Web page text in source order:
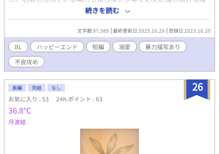
も、そこでは誰も兄と比較せず、一人の人間として接してくれ
た。 初めて見つけた、自分だけの居場所。 文化祭、仲間との
日々、そして少しずつ募っていく恋心。 やがて、風紀委員長へ
の想いを自覚した冬夜は、自分を偽らずに誰かを好きになること
の喜びと切なさを知っていく。 さらに、風紀委員長の昔馴染み
である転校生・桐生悠斗の登場によって、初めて嫉妬という感情
を経験することに。 色々な過去を乗り越えながら、冬夜は少しず
つ、自分自身を受け入れていく。 初めて自分の居場所と隣にいた
い人を見つけることに。
河だったが、何の手掛かりも得られない状況にイライラしてい
た。そんなある日、面倒臭さを抱きながら行った学校で転校生を
見掛ける。目が合い、微笑む青年には少年の面影があり──。 美
形不良攻め×美人受け。 攻め視点と受け視点が交互に進みます。
「」付きの性的描写ありには、軽いものでも※をつけています。
暴力表現ありには＊をつけています。
続きを読む
文字数 97,589 最終更新日 2025.10.29 登録日 2023.10.20
BL ハッピーエンド 短編 溺愛
暴力描写あり
不良攻め
26
長編 完結 なし
お気に入り : 53 24h.ポイント : 63
36.8℃
月波結